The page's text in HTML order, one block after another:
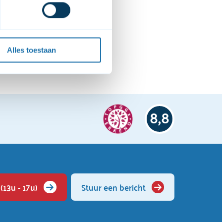
Alles toestaan
8,8
- 17u) Stuur een bericht